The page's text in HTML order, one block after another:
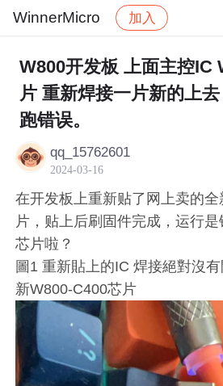
WinnerMicro 加入
社区 WinnerMicro W806技
W800开发板 上面主控IC
片 重新焊接一片新的上
跑错误。
qq_15762601
2024-03-16
在开发板上重新贴了网上卖的
片，贴上后刷固件完成，运行
芯片啦？
圖1 重新貼上的IC 焊接絕對沒
新W800-C400芯片